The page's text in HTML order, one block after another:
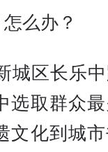
么办？
城区长乐
选取群众
文化到城